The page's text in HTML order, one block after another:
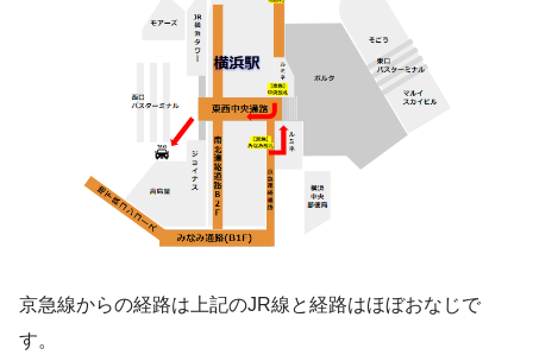
京急線からの経路は上記のJR線と経路はほぼおなじで
す。